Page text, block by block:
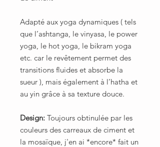
Adapté aux yoga dynamiques ( tels
que l’ashtanga, le vinyasa, le power
yoga, le hot yoga, le bikram yoga
etc. car le revêtement permet des
transitions fluides et absorbe la
sueur ), mais également à l’hatha et
au yin grâce à sa texture douce.
Design: Toujours obtinulée par les
couleurs des carreaux de ciment et
la mosaïque, j'en ai *encore* fait un